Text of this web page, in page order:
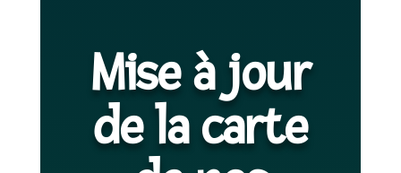
Mise à jour
de la carte